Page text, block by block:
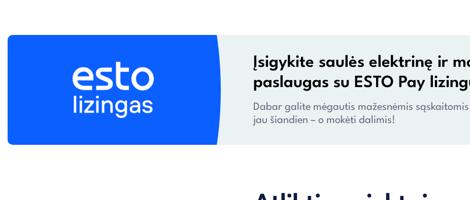
Įsigykite saulės elektrinę ir
paslaugas su ESTO Pay
Dabar galite mėgautis mažesnėmis
jau šiandien – o mokėti dalimis!